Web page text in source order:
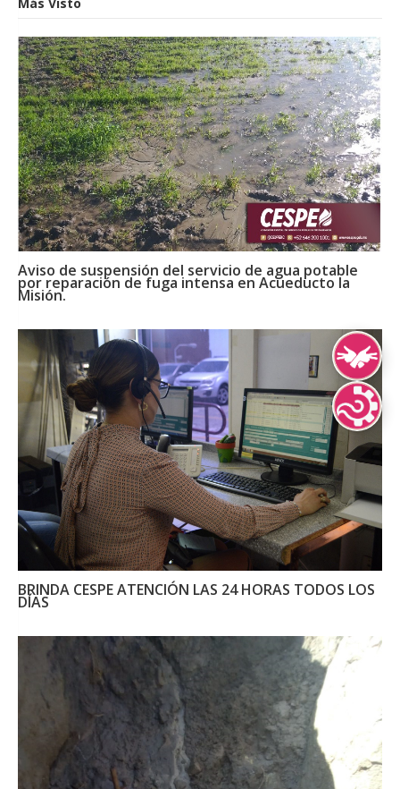
Aviso de suspensión del servicio de agua potable
por reparación de fuga intensa en Acueducto la
Misión.
BRINDA CESPE ATENCIÓN LAS 24 HORAS TODOS LOS
DÍAS
Lengua de
Lenguas